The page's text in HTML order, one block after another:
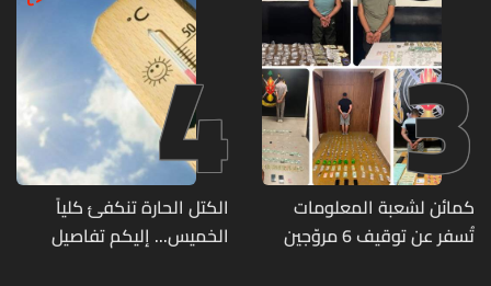
3
كمائن لشعبة المعلومات
تُسفر عن توقيف 6 مروّجين
4
الكتل الحارة تنكفئ كلياً
الخميس... إليكم تفاصيل